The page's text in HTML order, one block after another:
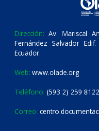
Dirección: Av. Mariscal
Fernández Salvador
Ecuador.
Web: www.olade.org
Teléfono: (593 2) 259
Correo: